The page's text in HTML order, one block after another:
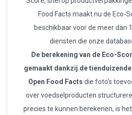
Food Facts maakt nu de Eco-
beschikbaar voor de meer dan
diensten die onze
De berekening van de Eco-
gemaakt dankzij de
Open Food Facts die foto’s
over voedselproducten
precies te kunnen berekenen, is